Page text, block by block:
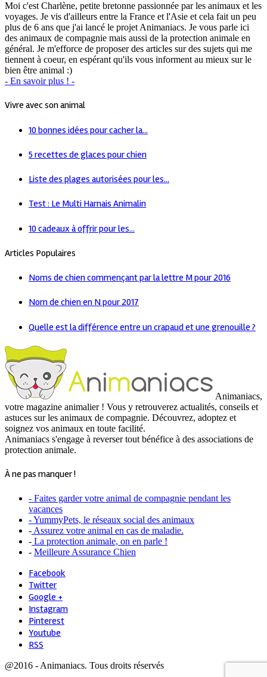
Moi c'est Charlène, petite bretonne passionnée par les animaux et les
voyages. Je vis d'ailleurs entre la France et l'Asie et cela fait un peu
plus de 6 ans que j'ai lancé le projet Animaniacs. Je vous parle ici
des animaux de compagnie mais aussi de la protection animale en
général. Je m'efforce de proposer des articles sur des sujets qui me
tiennent à coeur, en espérant qu'ils vous informent au mieux sur le
bien être animal :)
- En savoir plus ! -
Vivre avec son animal
10 bonnes idées pour cacher la...
5 recettes de glaces pour chien
Liste des plages autorisées pour les...
Test : Le Multi Harnais Animalin
10 cadeaux à offrir pour les...
Articles Populaires
Noms de chien commençant par la lettre M pour 2016
Nom de chien en N pour 2017
Quelle est la différence entre un crapaud et une grenouille ?
Animaniacs,
votre magazine animalier ! Vous y retrouverez actualités, conseils et
astuces sur les animaux de compagnie. Découvrez, adoptez et
soignez vos animaux en toute facilité.
Animaniacs s'engage à reverser tout bénéfice à des associations de
protection animale.
À ne pas manquer !
- Faites garder votre animal de compagnie pendant les
vacances
- YummyPets, le réseaux social des animaux
- Assurez votre animal en cas de maladie.
- La protection animale, on en parle !
- Meilleure Assurance Chien
Facebook
Twitter
Google +
Instagram
Pinterest
Youtube
RSS
@2016 - Animaniacs. Tous droits réservés